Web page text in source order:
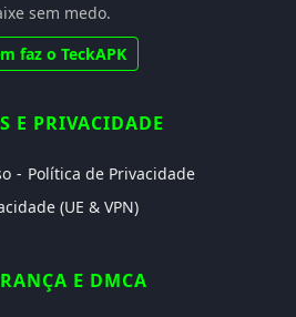
sem medo.
faz o TeckAPK
E PRIVACIDADE
Política de Privacidade
(UE & VPN)
E DMCA